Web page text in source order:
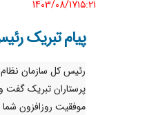
1403/08/17١٥:٢١
پیام تبریک
رئیس کل سازمان
پرستاران تبریک گفت
موفقیت روزافزون